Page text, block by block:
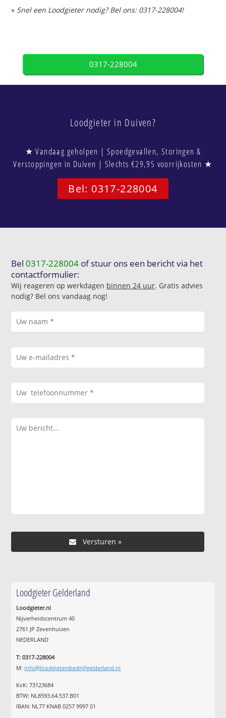
» Snel een Loodgieter nodig? Bel ons: 0317-228004!
0317-228004
Loodgieter in Duiven?
★ Vandaag geholpen | Spoedgevallen, Storingen &
Verstoppingen in Duiven | Slechts €29,95 voorrijkosten ★
Bel: 0317-228004
Bel0317-228004 of stuur ons een bericht via het
contactformulier:
Wij reageren op werkdagen binnen 24 uur. Gratis advies
nodig? Bel ons vandaag nog!
Loodgieter Gelderland
Loodgieter.nl
Nijverheidscentrum 40
2761 JP Zevenhuizen
NEDERLAND
T: 0317-228004
M: info@loodgietersbedrijfgelderland.nl
KvK: 73123684
BTW: NL8593.64.537.B01
IBAN: NL77 KNAB 0257 9997 01